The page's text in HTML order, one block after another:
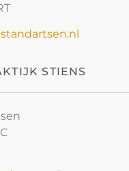
STIENS